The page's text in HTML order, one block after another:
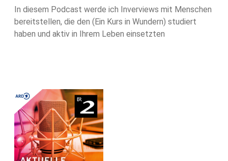
In diesem Podcast werde ich Inverviews mit Menschen
bereitstellen, die den (Ein Kurs in Wundern) studiert
haben und aktiv in Ihrem Leben einsetzten